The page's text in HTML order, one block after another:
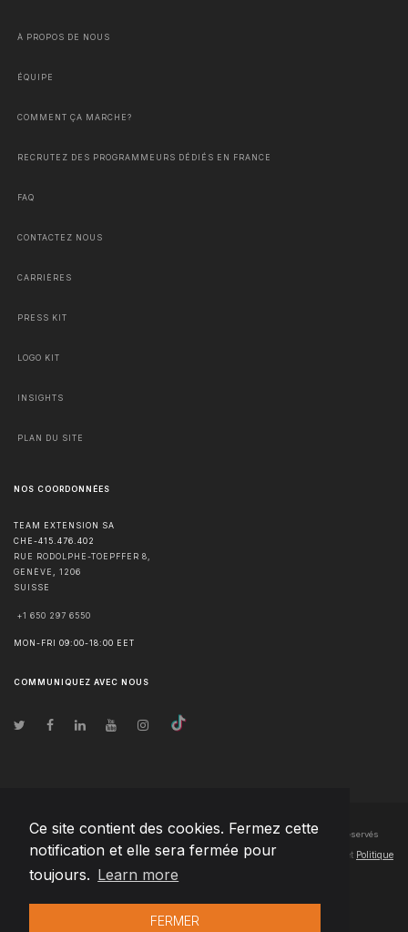
Ce site contient des cookies. Fermez cette
notification et elle sera fermée pour
toujours. Learn more
FERMER
À PROPOS DE NOUS
ÉQUIPE
COMMENT ÇA MARCHE?
RECRUTEZ DES PROGRAMMEURS DÉDIÉS EN FRANCE
FAQ
CONTACTEZ NOUS
CARRIÈRES
PRESS KIT
LOGO KIT
INSIGHTS
PLAN DU SITE
NOS COORDONNÉES
TEAM EXTENSION SA
CHE-415.476.402
RUE RODOLPHE-TOEPFFER 8,
GENÈVE
1206
SUISSE
+1 650 297 6550
MON-FRI 09:00-18:00 EET
COMMUNIQUEZ AVEC NOUS
© Droits d'auteur2026 Team Extension SA France- Tous les droits sont réservés
Changelog● En utilisant ce site, vous acceptez nos Conditions d'utilisation et Politique
de confidentialité